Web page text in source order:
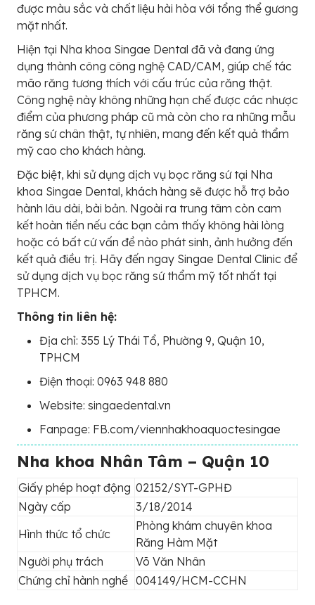
được màu sắc và chất liệu hài hòa với tổng thể gương
mặt nhất.
Hiện tại Nha khoa Singae Dental đã và đang ứng
dụng thành công công nghệ CAD/CAM, giúp chế tác
mão răng tương thích với cấu trúc của răng thật.
Công nghệ này không những hạn chế được các nhược
điểm của phương pháp cũ mà còn cho ra những mẫu
răng sứ chân thật, tự nhiên, mang đến kết quả thẩm
mỹ cao cho khách hàng.
Đặc biệt, khi sử dụng dịch vụ bọc răng sứ tại Nha
khoa Singae Dental, khách hàng sẽ được hỗ trợ bảo
hành lâu dài, bài bản. Ngoài ra trung tâm còn cam
kết hoàn tiền nếu các bạn cảm thấy không hài lòng
hoặc có bất cứ vấn đề nào phát sinh, ảnh hưởng đến
kết quả điều trị. Hãy đến ngay Singae Dental Clinic để
sử dụng dịch vụ bọc răng sứ thẩm mỹ tốt nhất tại
TPHCM.
Thông tin liên hệ:
Địa chỉ: 355 Lý Thái Tổ, Phường 9, Quận 10,
TPHCM
Điện thoại: 0963 948 880
Website: singaedental.vn
Fanpage: FB.com/viennhakhoaquoctesingae
Nha khoa Nhân Tâm – Quận 10
Giấy phép hoạt động 02152/SYT-GPHĐ
Ngày cấp
3/18/2014
Hình thức tổ chức
Phòng khám chuyên khoa
Răng Hàm Mặt
Người phụ trách
Võ Văn Nhân
Chứng chỉ hành nghề 004149/HCM-CCHN